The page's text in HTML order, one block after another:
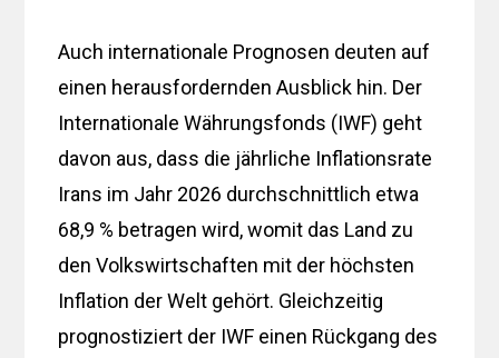
Auch internationale Prognosen deuten auf
einen herausfordernden Ausblick hin. Der
Internationale Währungsfonds (IWF) geht
davon aus, dass die jährliche Inflationsrate
Irans im Jahr 2026 durchschnittlich etwa
68,9 % betragen wird, womit das Land zu
den Volkswirtschaften mit der höchsten
Inflation der Welt gehört. Gleichzeitig
prognostiziert der IWF einen Rückgang des